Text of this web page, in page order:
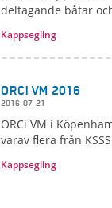
deltagande båtar
Kappsegling
ORCi VM 2016
2016-07-21
ORCi VM i
varav flera från
Kappsegling